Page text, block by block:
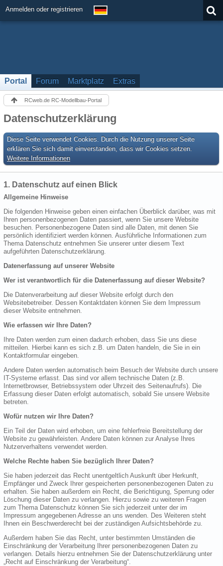
Anmelden oder registrieren
Portal Forum Marktplatz Extras
RCweb.de RC-Modellbau-Portal
Datenschutzerklärung
Diese Seite verwendet Cookies. Durch die Nutzung unserer Seite
erklären Sie sich damit einverstanden, dass wir Cookies setzen.
Weitere Informationen
1. Datenschutz auf einen Blick
Allgemeine Hinweise
Die folgenden Hinweise geben einen einfachen Überblick darüber, was mit
Ihren personenbezogenen Daten passiert, wenn Sie unsere Website
besuchen. Personenbezogene Daten sind alle Daten, mit denen Sie
persönlich identifiziert werden können. Ausführliche Informationen zum
Thema Datenschutz entnehmen Sie unserer unter diesem Text
aufgeführten Datenschutzerklärung.
Datenerfassung auf unserer Website
Wer ist verantwortlich für die Datenerfassung auf dieser Website?
Die Datenverarbeitung auf dieser Website erfolgt durch den
Websitebetreiber. Dessen Kontaktdaten können Sie dem Impressum
dieser Website entnehmen.
Wie erfassen wir Ihre Daten?
Ihre Daten werden zum einen dadurch erhoben, dass Sie uns diese
mitteilen. Hierbei kann es sich z.B. um Daten handeln, die Sie in ein
Kontaktformular eingeben.
Andere Daten werden automatisch beim Besuch der Website durch unsere
IT-Systeme erfasst. Das sind vor allem technische Daten (z.B.
Internetbrowser, Betriebssystem oder Uhrzeit des Seitenaufrufs). Die
Erfassung dieser Daten erfolgt automatisch, sobald Sie unsere Website
betreten.
Wofür nutzen wir Ihre Daten?
Ein Teil der Daten wird erhoben, um eine fehlerfreie Bereitstellung der
Website zu gewährleisten. Andere Daten können zur Analyse Ihres
Nutzerverhaltens verwendet werden.
Welche Rechte haben Sie bezüglich Ihrer Daten?
Sie haben jederzeit das Recht unentgeltlich Auskunft über Herkunft,
Empfänger und Zweck Ihrer gespeicherten personenbezogenen Daten zu
erhalten. Sie haben außerdem ein Recht, die Berichtigung, Sperrung oder
Löschung dieser Daten zu verlangen. Hierzu sowie zu weiteren Fragen
zum Thema Datenschutz können Sie sich jederzeit unter der im
Impressum angegebenen Adresse an uns wenden. Des Weiteren steht
Ihnen ein Beschwerderecht bei der zuständigen Aufsichtsbehörde zu.
Außerdem haben Sie das Recht, unter bestimmten Umständen die
Einschränkung der Verarbeitung Ihrer personenbezogenen Daten zu
verlangen. Details hierzu entnehmen Sie der Datenschutzerklärung unter
„Recht auf Einschränkung der Verarbeitung“.